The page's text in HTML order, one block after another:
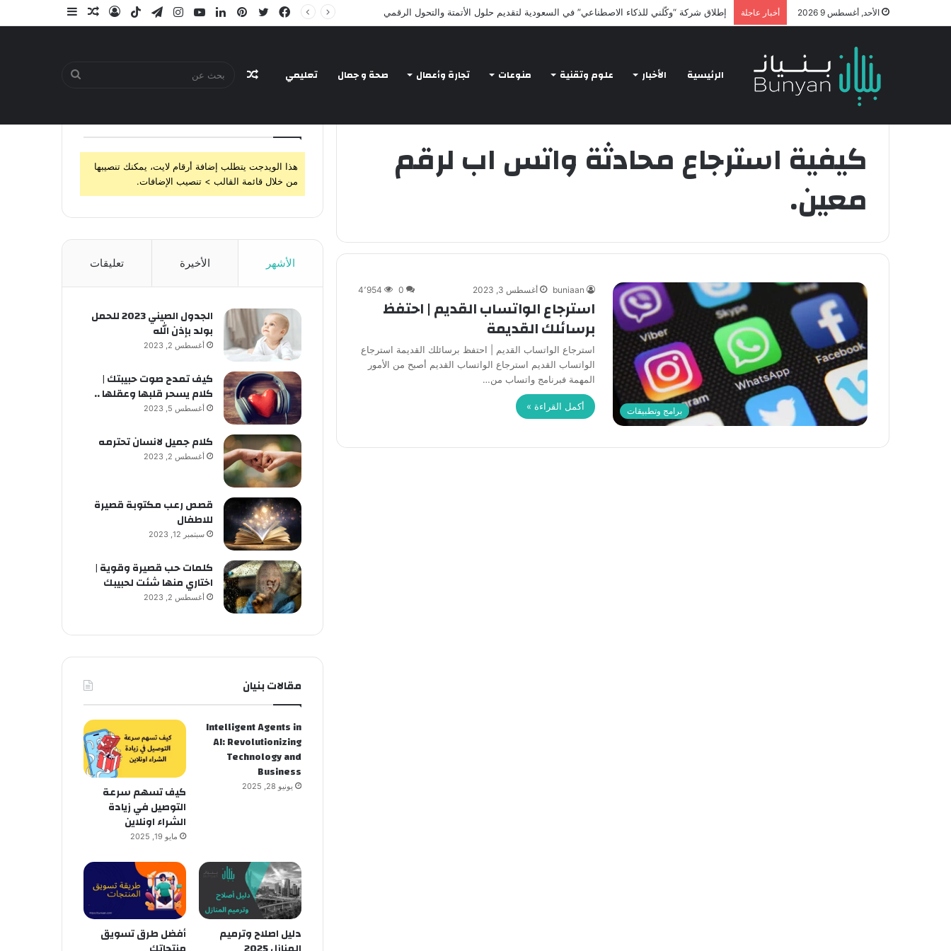
الأحد, أغسطس 9 2026 أخبار عاجلة Intelligent Agents in AI: Revolutionizing Technology and Business
إضافةمقالتسجيل
‫TikTok تيلقرام
انستقراميوتيوبلينكدإن
بينتيريستتويتر
فيسبوك
الرئيسية الأخبار علوم وتقنية منوعات تجارة وأعمال صحة و جمال تعليمي بحث مقال
عشوائي كيفية استرجاع محادثة واتس اب لرقم
معين.
برامج وتطبيقات
buniaan أغسطس 3, 2023 0 4٬954
استرجاع الواتساب القديم | احتفظ
برسائلك القديمة
استرجاع الواتساب القديم | احتفظ برسائلك القديمة استرجاع
الواتساب القديم استرجاع الواتساب القديم أصبح من الأمور
المهمة فبرنامج واتساب من…
أكمل القراءة »
هذا الويدجت يتطلب إضافة أرقام لايت، يمكنك تنصيبها
من خلال قائمة القالب > تنصيب الإضافات.
الأشهر الأخيرة تعليقات
الجدول الصيني 2023 للحمل
بولد بإذن الله
أغسطس 2, 2023
كيف تمدح صوت حبيبتك |
كلام يسحر قلبها وعقلها ..
أغسطس 5, 2023
كلام جميل لانسان تحترمه
أغسطس 2, 2023
قصص رعب مكتوبة قصيرة
للاطفال
سبتمبر 12, 2023
كلمات حب قصيرة وقوية |
اختاري منها شئت لحبيبك
أغسطس 2, 2023
مقالات بنيان
Intelligent Agents in
AI: Revolutionizing
Technology and
Business
يونيو 28, 2025
كيف تسهم سرعة
التوصيل في زيادة
الشراء اونلاين
مايو 19, 2025
دليل اصلاح وترميم
أفضل طرق تسويق